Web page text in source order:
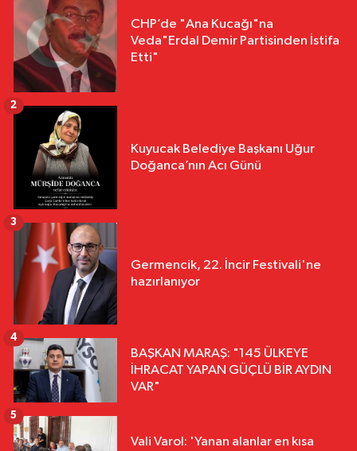
CHP’de "Ana Kucağı"na
Veda"Erdal Demir Partisinden İstifa
Etti"
Kuyucak Belediye Başkanı Uğur
Doğanca’nın Acı Günü
2
Germencik, 22. İncir Festivali'ne
hazırlanıyor
3
BAŞKAN MARAŞ: "145 ÜLKEYE
İHRACAT YAPAN GÜÇLÜ BİR AYDIN
VAR"
4
Vali Varol: 'Yanan alanlar en kısa
5